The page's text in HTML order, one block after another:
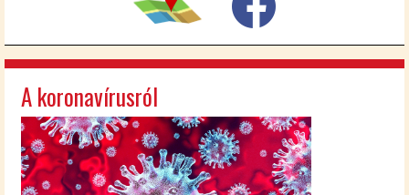
A koronavírusról